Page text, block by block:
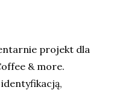
projekt dla
& more.